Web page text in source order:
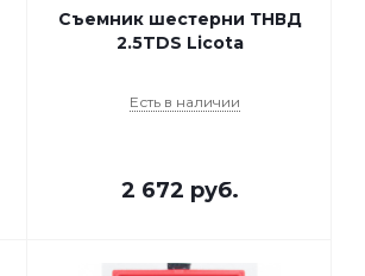
Съемник шестерни ТНВД
2.5TDS Licota
Есть в наличии
2 672 руб.